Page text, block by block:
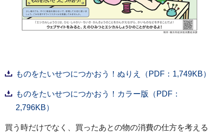
ものをたいせつにつかおう！ぬりえ（PDF：1,749KB）
ものをたいせつにつかおう！カラー版（PDF：
2,796KB）
買う時だけでなく、買ったあとの物の消費の仕方を考える